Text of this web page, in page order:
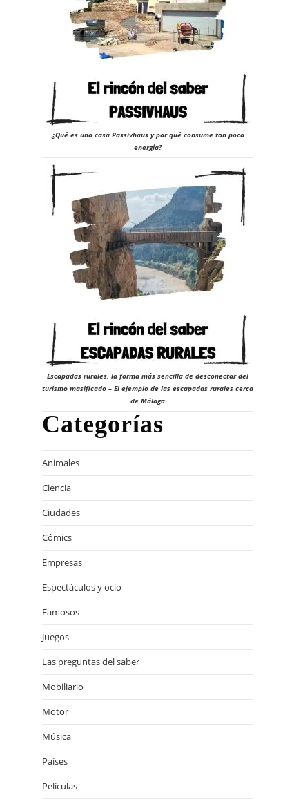
¿Qué es una casa Passivhaus y por qué consume tan poca
energía?
Escapadas rurales, la forma más sencilla de desconectar del
turismo masificado – El ejemplo de las escapadas rurales cerca
de Málaga
Categorías
Animales
Ciencia
Ciudades
Cómics
Empresas
Espectáculos y ocio
Famosos
Juegos
Las preguntas del saber
Mobiliario
Motor
Música
Países
Películas